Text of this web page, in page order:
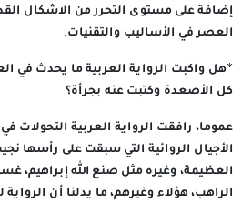
إضافة على مستوى التحرر من الاشكال
العصر في الأساليب والتقنيات.
*هل واكبت الرواية العربية ما يحدث في
كل الأصعدة وكتبت عنه بجرأة؟
عموما، رافقت الرواية العربية التحولات في
الأجيال الروائية التي سبقت على رأسها
العظيمة، وغيره مثل صنع الله إبراهيم،
الراهب، هؤلاء وغيرهم، ما يدلنا أن